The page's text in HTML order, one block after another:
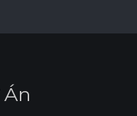
Án